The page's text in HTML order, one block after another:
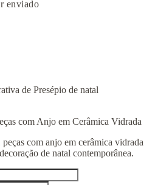
enviado
com Anjo em Cerâmica Vidrada
com anjo em cerâmica vidrada
de natal contemporânea.